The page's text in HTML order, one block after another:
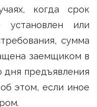
когда срок
установлен или
сумма
заемщиком в
дня предъявления
этом, если иное